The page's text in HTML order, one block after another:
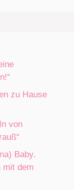
zu Hause
von
Baby.
mit dem